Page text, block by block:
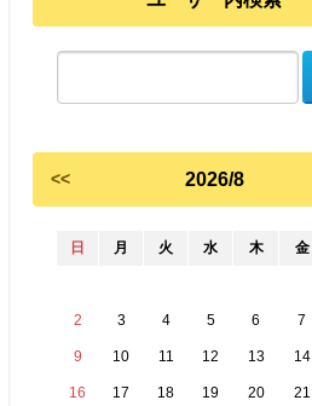
<< 2026/8
日 月 火 水 木 金
2 3 4 5 6 7
9 10 11 12 13 14
16 17 18 19 20 21